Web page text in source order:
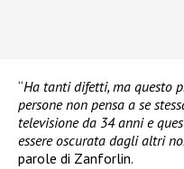
“Ha tanti difetti, ma questo
persone non pensa a se
televisione da 34 anni e
essere oscurata dagli altri
parole di Zanforlin.